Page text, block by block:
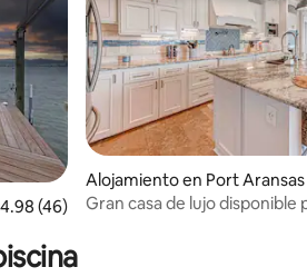
promedio: 4.98 de 5, 46
4.98 (46)
Alojamiento en Port Aransas
Gran casa de lujo disponible